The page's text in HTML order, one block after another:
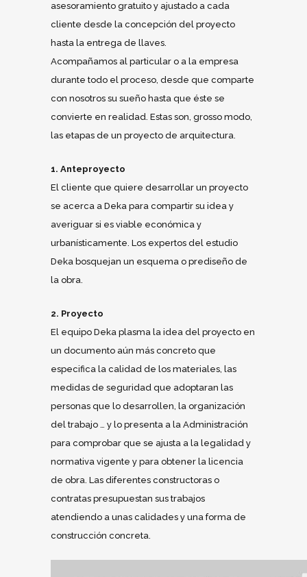
asesoramiento gratuito y ajustado a cada
cliente desde la concepción del proyecto
hasta la entrega de llaves.
Acompañamos al particular o a la empresa
durante todo el proceso, desde que comparte
con nosotros su sueño hasta que éste se
convierte en realidad. Estas son, grosso modo,
las etapas de un proyecto de arquitectura.
1. Anteproyecto
El cliente que quiere desarrollar un proyecto
se acerca a Deka para compartir su idea y
averiguar si es viable económica y
urbanísticamente. Los expertos del estudio
Deka bosquejan un esquema o prediseño de
la obra.
2. Proyecto
El equipo Deka plasma la idea del proyecto en
un documento aún más concreto que
especifica la calidad de los materiales, las
medidas de seguridad que adoptaran las
personas que lo desarrollen, la organización
del trabajo … y lo presenta a la Administración
para comprobar que se ajusta a la legalidad y
normativa vigente y para obtener la licencia
de obra. Las diferentes constructoras o
contratas presupuestan sus trabajos
atendiendo a unas calidades y una forma de
construcción concreta.